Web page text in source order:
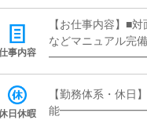
す■日払いOK・急
なしで安心・希望
トもサポートします
事内容
【お仕事内容】■
などマニュアル完
━━━━━━━━━━■キ
バイス「どうす
務・ヘブンネット
作業なので、PC
日休暇
【勤務体系・休
能